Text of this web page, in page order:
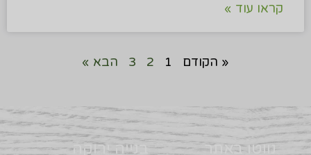
קראו עוד »
« הקודם 1
2
3 הבא »
נווטו באתר בנייה ירוקה